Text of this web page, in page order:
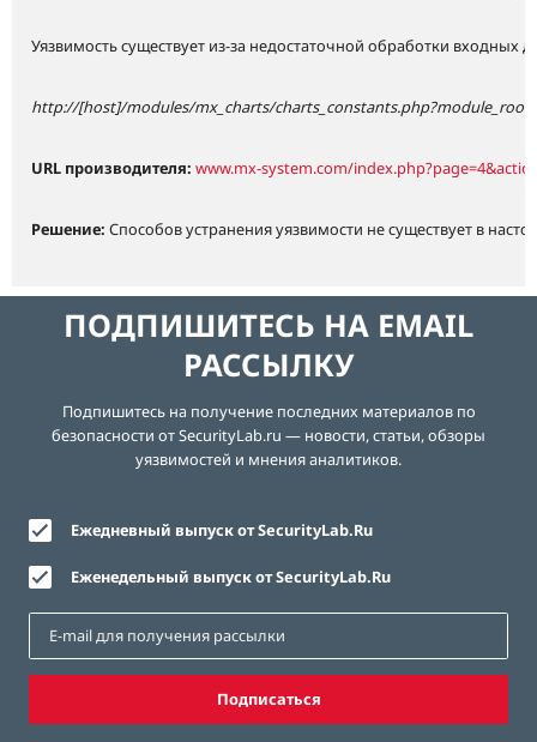
Уязвимость существует из-за недостаточной обработки
http://[host]/modules/mx_charts/
URL производителя: www.mx-system.com/
Решение: Способов устранения уязвимости не существует в
ПОДПИШИТЕСЬ НА EMAIL
РАССЫЛКУ
Подпишитесь на получение последних материалов по
безопасности от SecurityLab.ru — новости, статьи, обзоры
уязвимостей и мнения аналитиков.
Ежедневный выпуск от SecurityLab.Ru
Еженедельный выпуск от SecurityLab.Ru
Подписаться